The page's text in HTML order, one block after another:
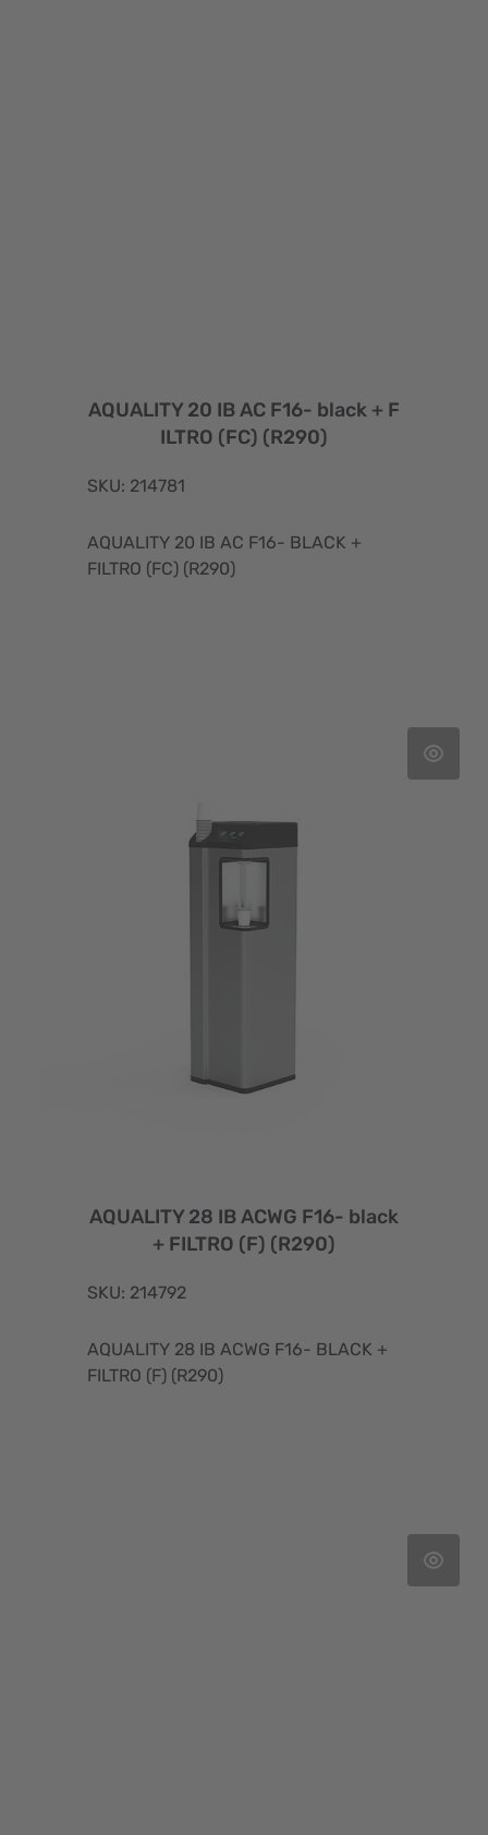
AQUALITY 20 IB AC F16- black + F
ILTRO (FC) (R290)
SKU: 214781
AQUALITY 20 IB AC F16- BLACK +
FILTRO (FC) (R290)
AQUALITY 28 IB ACWG F16- black
+ FILTRO (F) (R290)
SKU: 214792
AQUALITY 28 IB ACWG F16- BLACK +
FILTRO (F) (R290)